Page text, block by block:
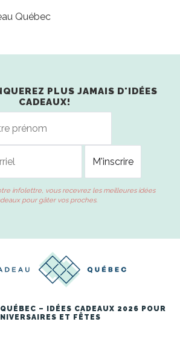
Québec
PLUS JAMAIS D'IDÉES
CADEAUX!
infolettre, vous recevrez les meilleures idées
pour gâter vos proches.
– IDÉES CADEAUX 2026 POUR
ET FÊTES